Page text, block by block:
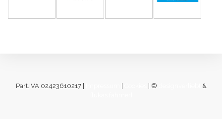
Part.IVA 02423610217 | | ©
&